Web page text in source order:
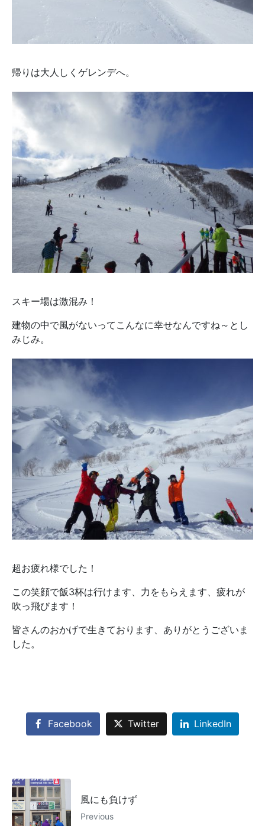
帰りは大人しくゲレンデへ。
スキー場は激混み！
建物の中で風がないってこんなに幸せなんですね～とし
みじみ。
超お疲れ様でした！
この笑顔で飯3杯は行けます、力をもらえます、疲れが
吹っ飛びます！
皆さんのおかげで生きております、ありがとうございま
した。
Facebook Twitter LinkedIn
風にも負けず
Previous